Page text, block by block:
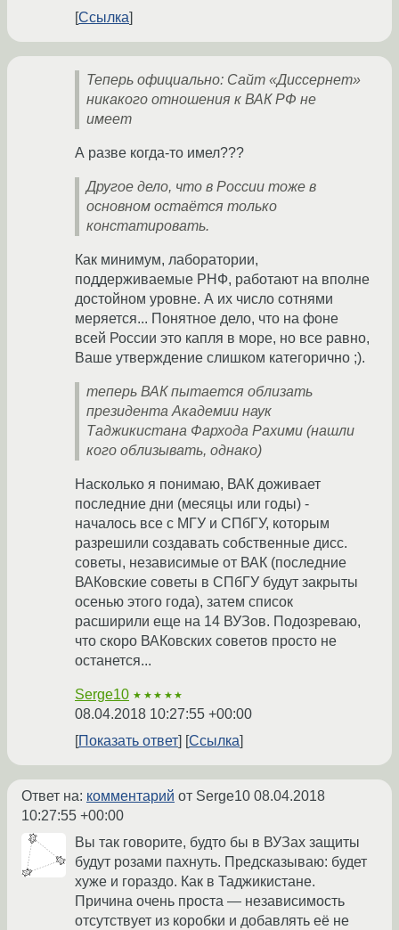
Ссылка
Теперь официально: Сайт «Диссернет»
никакого отношения к ВАК РФ не
имеет
А разве когда-то имел???
Другое дело, что в России тоже в
основном остаётся только
констатировать.
Как минимум, лаборатории,
поддерживаемые РНФ, работают на вполне
достойном уровне. А их число сотнями
меряется... Понятное дело, что на фоне
всей России это капля в море, но все равно,
Ваше утверждение слишком категорично ;).
теперь ВАК пытается облизать
президента Академии наук
Таджикистана Фархода Рахими (нашли
кого облизывать, однако)
Насколько я понимаю, ВАК доживает
последние дни (месяцы или годы) -
началось все с МГУ и СПбГУ, которым
разрешили создавать собственные дисс.
советы, независимые от ВАК (последние
ВАКовские советы в СПбГУ будут закрыты
осенью этого года), затем список
расширили еще на 14 ВУЗов. Подозреваю,
что скоро ВАКовских советов просто не
останется...
Serge10 ★★★★★
08.04.2018 10:27:55 +00:00
Показать ответ
Ссылка
Ответ на: комментарий от Serge10 08.04.2018
10:27:55 +00:00
Вы так говорите, будто бы в ВУЗах защиты
будут розами пахнуть. Предсказываю: будет
хуже и гораздо. Как в Таджикистане.
Причина очень проста — независимость
отсутствует из коробки и добавлять её не